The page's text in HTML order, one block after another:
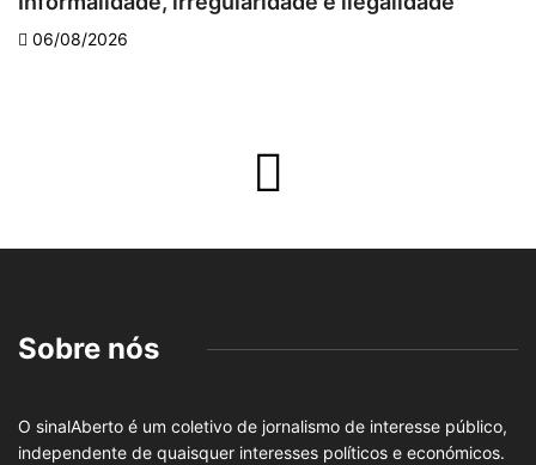
06/08/2026
Sobre nós
O sinalAberto é um coletivo de jornalismo de interesse público,
independente de quaisquer interesses políticos e económicos.